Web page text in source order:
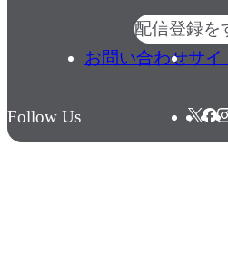
配信登録を
お問い合わせサイ
Follow Us